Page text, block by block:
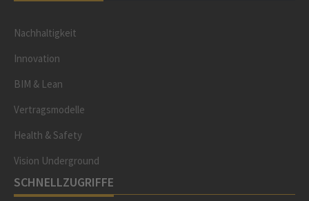
Nachhaltigkeit
Innovation
BIM & Lean
Vertragsmodelle
Health & Safety
Vision Underground
SCHNELLZUGRIFFE